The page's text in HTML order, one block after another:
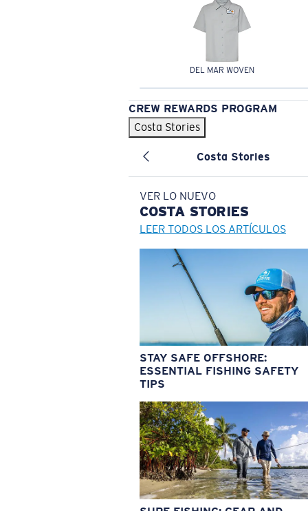
DEL MAR WOVEN
CREW REWARDS PROGRAM
Costa Stories
Costa Stories
VER LO NUEVO
COSTA STORIES
LEER TODOS LOS ARTÍCULOS
STAY SAFE OFFSHORE:
ESSENTIAL FISHING SAFETY
TIPS